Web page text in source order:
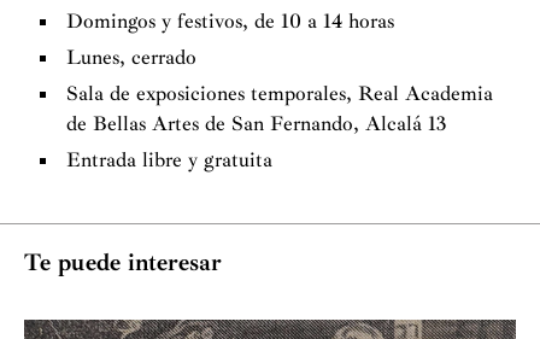
Domingos y festivos, de 10 a 14 horas
Lunes, cerrado
Sala de exposiciones temporales, Real Academia
de Bellas Artes de San Fernando, Alcalá 13
Entrada libre y gratuita
Te puede interesar